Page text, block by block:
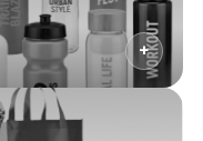
+